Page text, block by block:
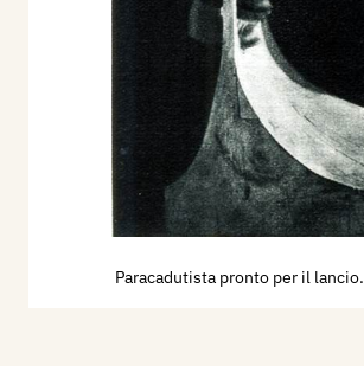
Paracadutista pronto per il lancio.